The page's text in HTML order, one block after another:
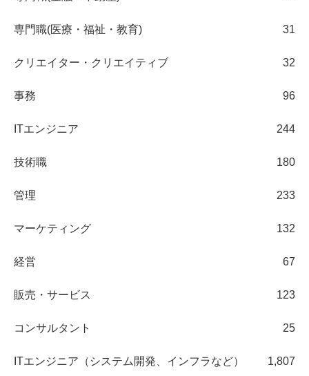
専門職(医療・福祉・教育) 31
クリエイター・クリエイティブ 32
事務 96
ITエンジニア 244
技術職 180
管理 233
マーケティング 132
経営 67
販売・サービス 123
コンサルタント 25
ITエンジニア（システム開発、インフラなど） 1,807